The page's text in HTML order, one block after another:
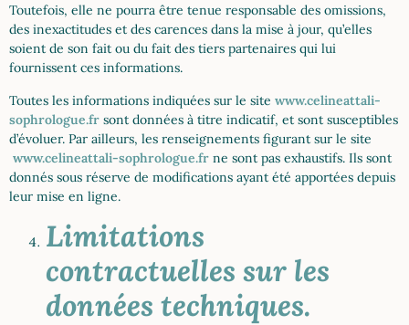
Toutefois, elle ne pourra être tenue responsable des omissions,
des inexactitudes et des carences dans la mise à jour, qu’elles
soient de son fait ou du fait des tiers partenaires qui lui
fournissent ces informations.
Toutes les informations indiquées sur le site www.celineattali-
sophrologue.fr sont données à titre indicatif, et sont susceptibles
d’évoluer. Par ailleurs, les renseignements figurant sur le site
www.celineattali-sophrologue.fr ne sont pas exhaustifs. Ils sont
donnés sous réserve de modifications ayant été apportées depuis
leur mise en ligne.
Limitations
contractuelles sur les
données techniques.